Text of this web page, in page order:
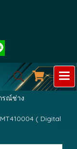
รณ์ช่าง
( Digital